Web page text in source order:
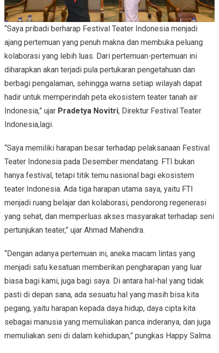
“Saya pribadi berharap Festival Teater Indonesia menjadi
ajang pertemuan yang penuh makna dan membuka peluang
kolaborasi yang lebih luas. Dari pertemuan-pertemuan ini
diharapkan akan terjadi pula pertukaran pengetahuan dan
berbagi pengalaman, sehingga warna setiap wilayah dapat
hadir untuk memperindah peta ekosistem teater tanah air
Indonesia,” ujar Pradetya Novitri, Direktur Festival Teater
Indonesia,lagi.
“Saya memiliki harapan besar terhadap pelaksanaan Festival
Teater Indonesia pada Desember mendatang. FTI bukan
hanya festival, tetapi titik temu nasional bagi ekosistem
teater Indonesia. Ada tiga harapan utama saya, yaitu FTI
menjadi ruang belajar dan kolaborasi, pendorong regenerasi
yang sehat, dan memperluas akses masyarakat terhadap seni
pertunjukan teater,” ujar Ahmad Mahendra.
“Dengan adanya pertemuan ini, aneka macam lintas yang
menjadi satu kesatuan memberikan pengharapan yang luar
biasa bagi kami, juga bagi saya. Di antara hal-hal yang tidak
pasti di depan sana, ada sesuatu hal yang masih bisa kita
pegang, yaitu harapan kepada daya hidup, daya cipta kita
sebagai manusia yang memuliakan panca inderanya, dan juga
memuliakan seni di dalam kehidupan,” pungkas Happy Salma.